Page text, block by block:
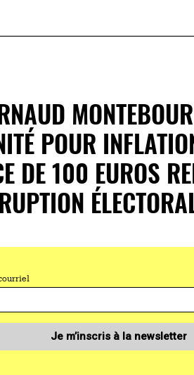
POUR
DE 100 EUROS
Je m’inscris à la newsletter